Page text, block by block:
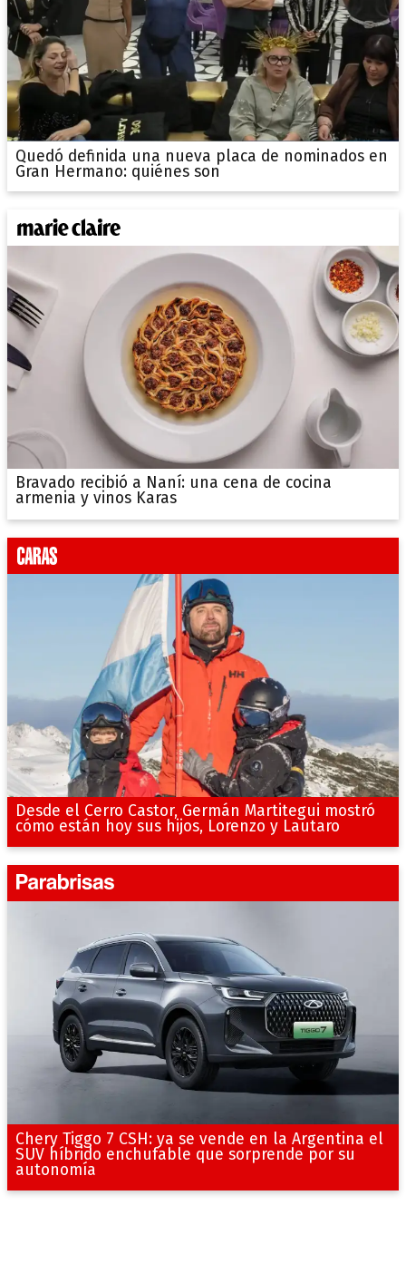
Quedó definida una nueva placa de nominados en
Gran Hermano: quiénes son
Bravado recibió a Naní: una cena de cocina
armenia y vinos Karas
Desde el Cerro Castor, Germán Martitegui mostró
cómo están hoy sus hijos, Lorenzo y Lautaro
Chery Tiggo 7 CSH: ya se vende en la Argentina el
SUV híbrido enchufable que sorprende por su
autonomía